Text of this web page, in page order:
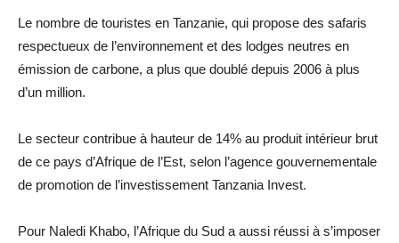
Le nombre de touristes en Tanzanie, qui propose des safaris
respectueux de l’environnement et des lodges neutres en
émission de carbone, a plus que doublé depuis 2006 à plus
d’un million.
Le secteur contribue à hauteur de 14% au produit intérieur brut
de ce pays d’Afrique de l’Est, selon l’agence gouvernementale
de promotion de l’investissement Tanzania Invest.
Pour Naledi Khabo, l’Afrique du Sud a aussi réussi à s’imposer